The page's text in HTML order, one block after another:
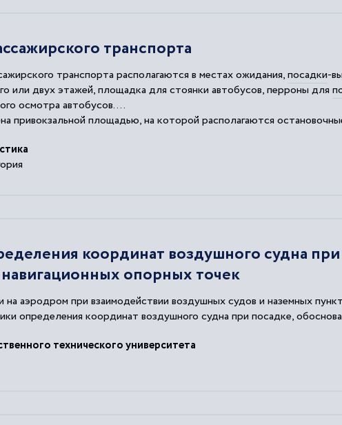
транспорта
транспорта располагаются в местах ожидания,посадки-
или двух этажей, площадка для стоянки автобусов, перроны для
осмотра автобусов....
привокзальной площадью, на которой располагаются
координат воздушного судна
опорных точек
аэродром при взаимодействии воздушных судов и наземных
определения координат воздушного судна при посадке,
технического университета